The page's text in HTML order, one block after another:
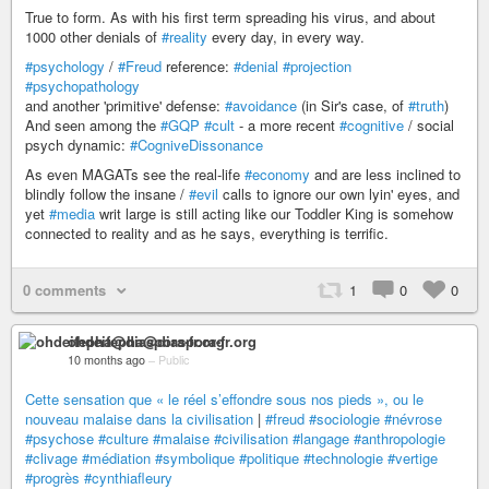
True to form. As with his first term spreading his virus, and about
1000 other denials of #reality every day, in every way.
#psychology / #Freud reference: #denial #projection
#psychopathology
and another 'primitive' defense: #avoidance (in Sir's case, of #truth)
And seen among the #GQP #cult - a more recent #cognitive / social
psych dynamic: #CogniveDissonance
As even MAGATs see the real-life #economy and are less inclined to
blindly follow the insane / #evil calls to ignore our own lyin' eyes, and
yet #media writ large is still acting like our Toddler King is somehow
connected to reality and as he says, everything is terrific.
0 comments 1 0 0
ohdeifepha@diaspora-fr.org
10 months ago – Public
Cette sensation que « le réel s’effondre sous nos pieds », ou le
nouveau malaise dans la civilisation | #freud #sociologie #névrose
#psychose #culture #malaise #civilisation #langage #anthropologie
#clivage #médiation #symbolique #politique #technologie #vertige
#progrès #cynthiafleury